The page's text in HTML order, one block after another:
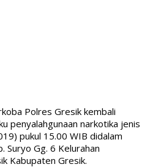
Polres Gresik kembali
penyalahgunaan narkotika jenis
pukul 15.00 WIB didalam
Suryo Gg. 6 Kelurahan
Kabupaten Gresik.